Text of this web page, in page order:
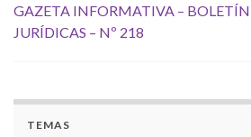
GAZETA INFORMATIVA –
JURÍDICAS – Nº 218
TEMAS